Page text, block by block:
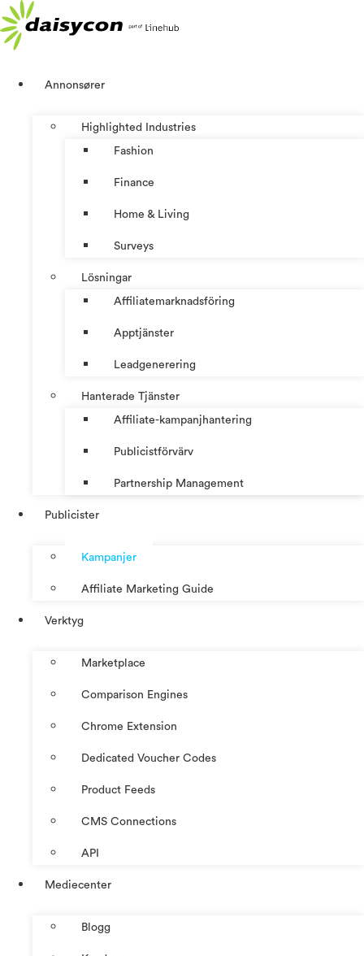
Hoppa
till
innehåll
Annonsører
Highlighted Industries
Fashion
Finance
Home & Living
Surveys
Lösningar
Affiliatemarknadsföring
Apptjänster
Leadgenerering
Hanterade Tjänster
Affiliate-kampanjhantering
Publicistförvärv
Partnership Management
Publicister
Kampanjer
Affiliate Marketing Guide
Verktyg
Marketplace
Comparison Engines
Chrome Extension
Dedicated Voucher Codes
Product Feeds
CMS Connections
API
Mediecenter
Blogg